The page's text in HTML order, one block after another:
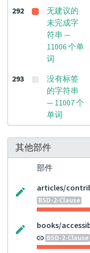
292
无建议的
未完成字
符串 —
11006 个单
词
293
没有标签
的字符串
— 11007 个
单词
其他部件
部件
articles/
BSD-2-Clause
books/
BSD-2-Clause